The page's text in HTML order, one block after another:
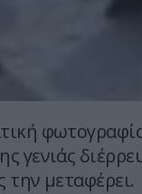
γενιάς
μεταφέρει.